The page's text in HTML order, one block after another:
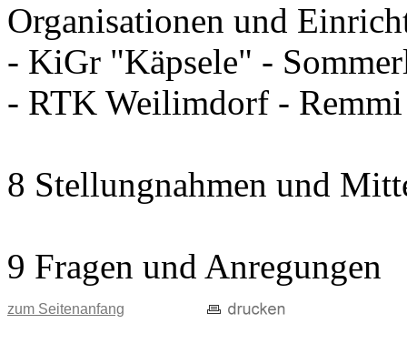
Organisationen und
- KiGr "Käpsele" -
- RTK Weilimdorf -
8 Stellungnahmen und
9 Fragen und Anregungen
zum Seitenanfang